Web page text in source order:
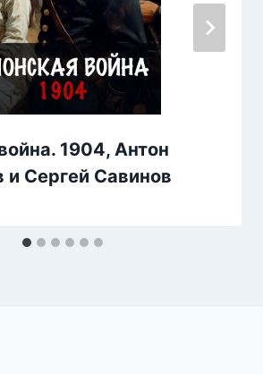
1904, Антон
и Сергей Савинов